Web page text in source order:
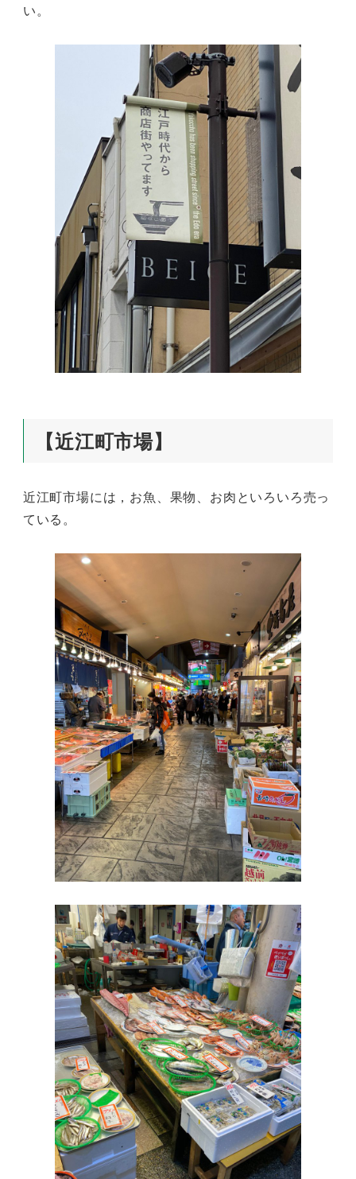
い。
【近江町市場】
近江町市場には，お魚、果物、お肉といろいろ売っ
ている。